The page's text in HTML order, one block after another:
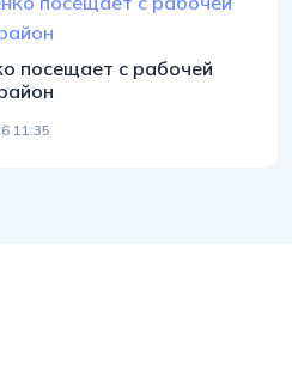
посещает с рабочей
11:35